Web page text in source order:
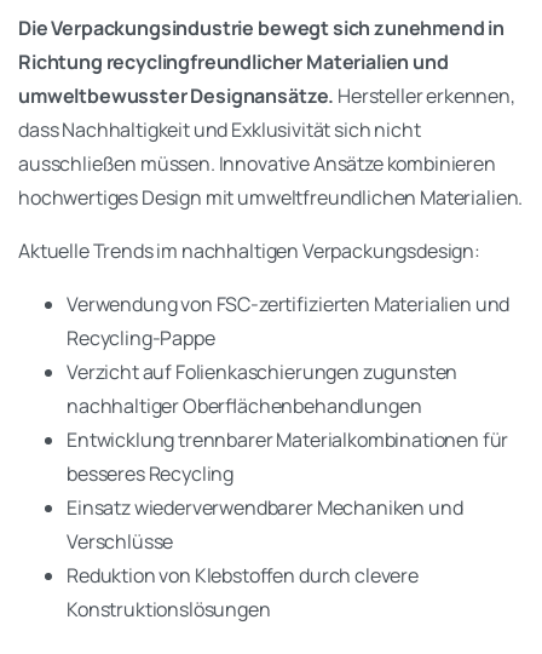
Die Verpackungsindustrie bewegt sich zunehmend in
Richtung recyclingfreundlicher Materialien und
umweltbewusster Designansätze. Hersteller erkennen,
dass Nachhaltigkeit und Exklusivität sich nicht
ausschließen müssen. Innovative Ansätze kombinieren
hochwertiges Design mit umweltfreundlichen Materialien.
Aktuelle Trends im nachhaltigen Verpackungsdesign:
Verwendung von FSC-zertifizierten Materialien und
Recycling-Pappe
Verzicht auf Folienkaschierungen zugunsten
nachhaltiger Oberflächenbehandlungen
Entwicklung trennbarer Materialkombinationen für
besseres Recycling
Einsatz wiederverwendbarer Mechaniken und
Verschlüsse
Reduktion von Klebstoffen durch clevere
Konstruktionslösungen